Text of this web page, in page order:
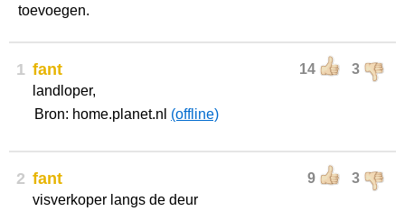
toevoegen.
1 14 3
fant
landloper,
Bron: home.planet.nl (offline)
2 9 3
fant
visverkoper langs de deur